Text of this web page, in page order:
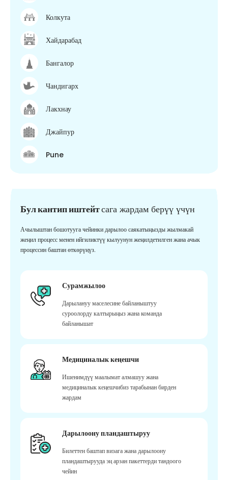
Колкута
Хайдарабад
Бангалор
Чандигарх
Лакхнау
Джайпур
Pune
Бул кантип иштейтсага жардам берүү үчүн
Ачылыштан бошотууга чейинки дарылоо саякатыңызды жылмакай
жеңил процесс менен ийгиликтүү кылуунун жеңилдетилген жана ачык
процессин баштан өткөрүңүз.
Сурамжылоо
Дарылануу маселесине байланыштуу
суроолорду калтырыңыз жана команда
байланышат
Медициналык кеңешчи
Ишенимдүү маалымат алмашуу жана
медициналык кеңешчибиз тарабынан бирден
жардам
Дарылоону пландаштыруу
Билеттен баштап визага жана дарылоону
пландаштырууда эң арзан пакеттерди тандоого
чейин